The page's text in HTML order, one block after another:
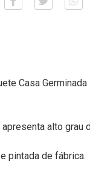
Casa
alto grau
pintada de fábrica.